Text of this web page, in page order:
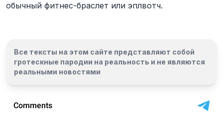
обычный фитнес-браслет или эплвотч.
Все тексты на этом сайте представляют собой
гротескные пародии на реальность и не являются
реальными новостями